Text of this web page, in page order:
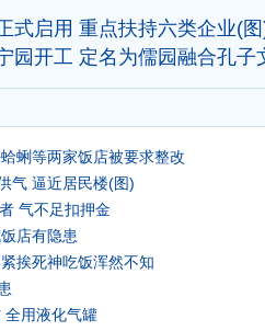
式启用 重点扶持六类企业(
园开工 定名为儒园融合孔子
蜊等两家饭店被要求整改
气 逼近居民楼(图)
气不足扣押金
店有隐患
挨死神吃饭浑然不知
全用液化气罐